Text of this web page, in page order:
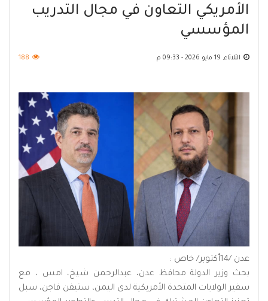
الأمريكي التعاون في مجال التدريب
المؤسسي
الثلاثاء, 19 مايو 2026 - 09:33 م 188
عدن /14أكتوبر/ خاص :
بحث وزير الدولة محافظ عدن، عبدالرحمن شيخ، امس ، مع
سفير الولايات المتحدة الأمريكية لدى اليمن، ستيفن فاجن، سبل